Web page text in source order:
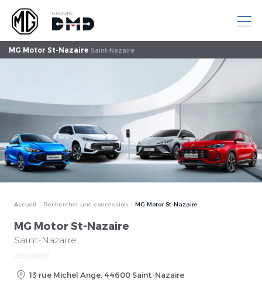
MG Motor St-Nazaire Saint-Nazaire
Accueil Rechercher une concession MG Motor St-Nazaire
MG Motor St-Nazaire
Saint-Nazaire
13 rue Michel Ange, 44600 Saint-Nazaire